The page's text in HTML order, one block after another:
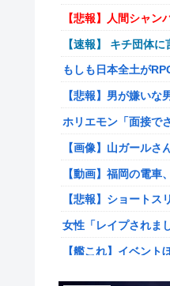
【動画】手術中に熊
避難所にベッドが
『ドラクエの面白さ
【韓日共同調査】
【スト6】竹内ジョ
が終わった後は微調
【画像】台湾とフラ
【悲報】息子がみい
【悲報】エアコン業
【胸糞】Zクソガキ
【悲報】人間シャ
【速報】 キチ団体
もしも日本全土が
【悲報】男が嫌いな
ホリエモン「面接で
【画像】山ガール
【動画】福岡の電
【悲報】ショート
女性「レイプされま
【艦これ】イベン